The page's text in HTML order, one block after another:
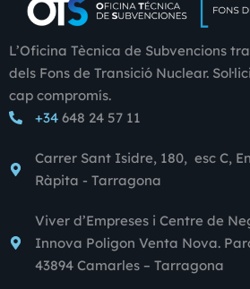
L’Oficina Tècnica de Subvencions
dels Fons de Transició Nuclear.
cap compromís.
+34648 24 57 11
Carrer Sant Isidre, 180, esc C,
Ràpita - Tarragona
Viver d’Empreses i Centre de
Innova Poligon Venta Nova.
43894 Camarles – Tarragona